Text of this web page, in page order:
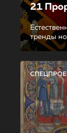
21
тренды